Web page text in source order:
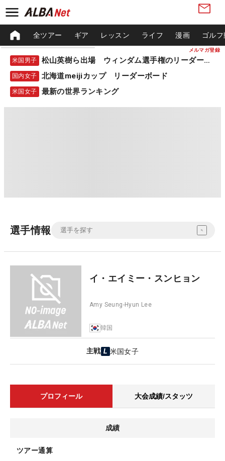
メルマガ登録
全ツアー ギア レッスン ライフ 漫画 ゴル
米国男子 松山英樹ら出場 ウィンダム選手権のリーダーボード
国内女子 北海道meijiカップ リーダーボード
米国女子 最新の世界ランキング
選手情報
イ・エイミー・スンヒョン
Amy Seung-Hyun Lee
韓国
主戦 米国女子
プロフィール 大会成績/スタッツ
成績
ツアー通算